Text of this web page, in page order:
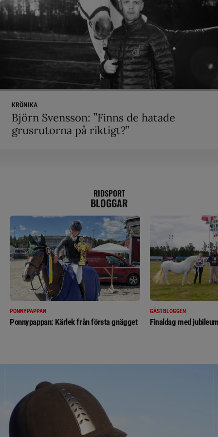
KRÖNIKA
Björn Svensson: ”Finns de hatade
grusrutorna på riktigt?”
RIDSPORT
BLOGGAR
PONNYPAPPAN
Ponnypappan: Kärlek från första gnägget
GÄSTBLOGGEN
Finaldag med